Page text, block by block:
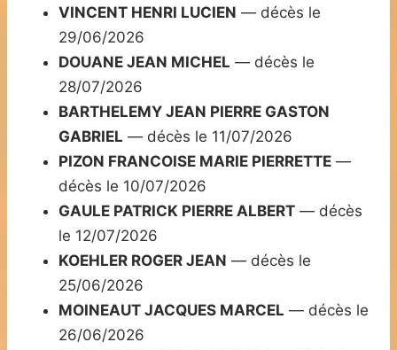
VINCENT HENRI LUCIEN — décès le
29/06/2026
DOUANE JEAN MICHEL — décès le
28/07/2026
BARTHELEMY JEAN PIERRE GASTON
GABRIEL — décès le 11/07/2026
PIZON FRANCOISE MARIE PIERRETTE —
décès le 10/07/2026
GAULE PATRICK PIERRE ALBERT — décès
le 12/07/2026
KOEHLER ROGER JEAN — décès le
25/06/2026
MOINEAUT JACQUES MARCEL — décès le
26/06/2026